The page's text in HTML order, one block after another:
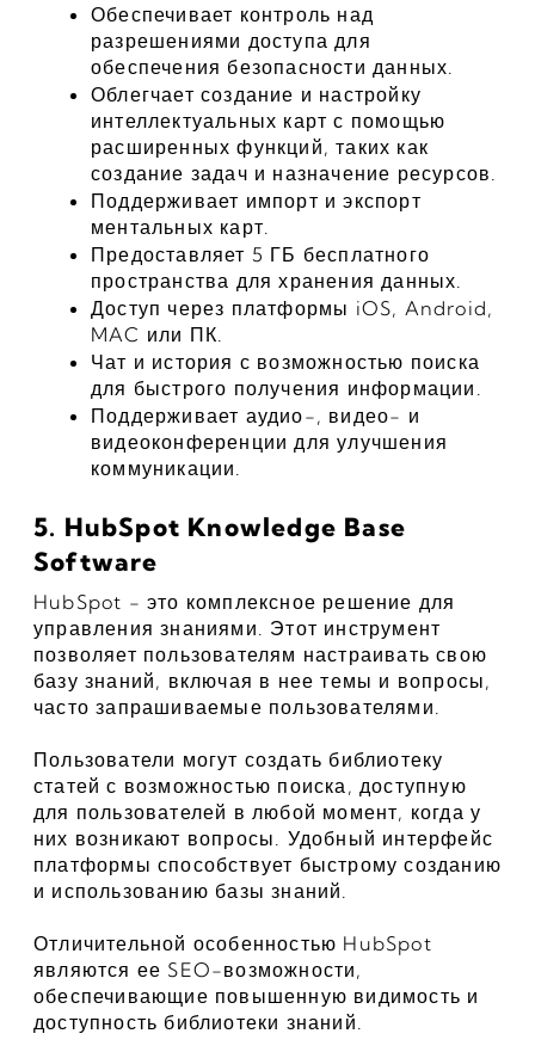
Обеспечивает контроль над
разрешениями доступа для
обеспечения безопасности данных.
Облегчает создание и настройку
интеллектуальных карт с помощью
расширенных функций, таких как
создание задач и назначение ресурсов.
Поддерживает импорт и экспорт
ментальных карт.
Предоставляет 5 ГБ бесплатного
пространства для хранения данных.
Доступ через платформы iOS, Android,
MAC или ПК.
Чат и история с возможностью поиска
для быстрого получения информации.
Поддерживает аудио-, видео- и
видеоконференции для улучшения
коммуникации.
5. HubSpot Knowledge Base
Software
HubSpot - это комплексное решение для
управления знаниями. Этот инструмент
позволяет пользователям настраивать свою
базу знаний, включая в нее темы и вопросы,
часто запрашиваемые пользователями.
Пользователи могут создать библиотеку
статей с возможностью поиска, доступную
для пользователей в любой момент, когда у
них возникают вопросы. Удобный интерфейс
платформы способствует быстрому созданию
и использованию базы знаний.
Отличительной особенностью HubSpot
являются ее SEO-возможности,
обеспечивающие повышенную видимость и
доступность библиотеки знаний.